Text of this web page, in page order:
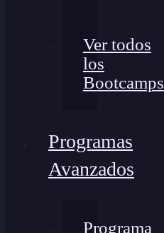
Ver todos
los
Bootcamps
Programas
Avanzados
Programa